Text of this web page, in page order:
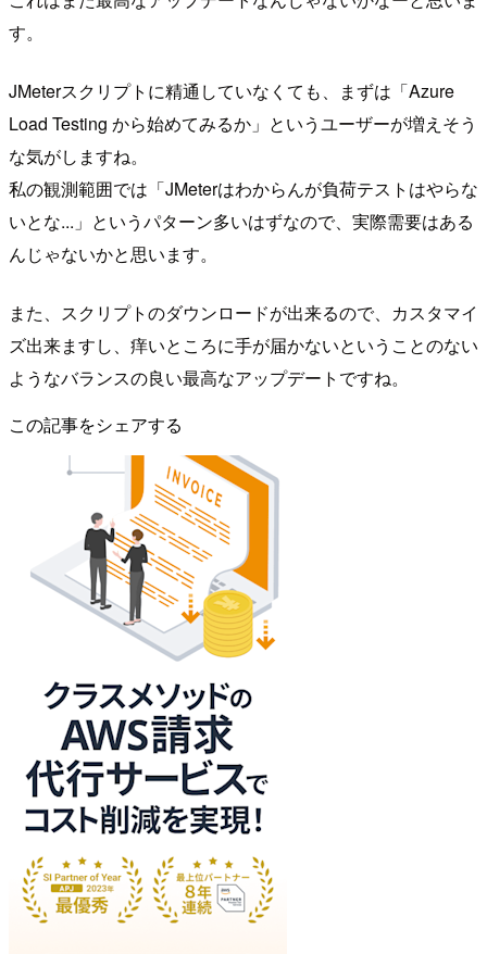
す。
JMeterスクリプトに精通していなくても、まずは「Azure
Load Testing から始めてみるか」というユーザーが増えそう
な気がしますね。
私の観測範囲では「JMeterはわからんが負荷テストはやらな
いとな...」というパターン多いはずなので、実際需要はある
んじゃないかと思います。
また、スクリプトのダウンロードが出来るので、カスタマイ
ズ出来ますし、痒いところに手が届かないということのない
ようなバランスの良い最高なアップデートですね。
この記事をシェアする